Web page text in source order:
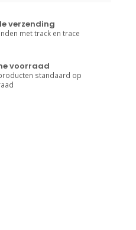
verzending
met track en trace
voorraad
standaard op